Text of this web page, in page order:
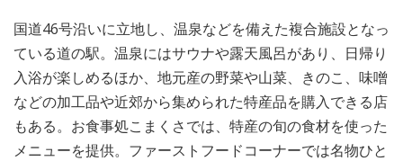
国道46号沿いに立地し、温泉などを備えた複合施設となっ
ている道の駅。温泉にはサウナや露天風呂があり、日帰り
入浴が楽しめるほか、地元産の野菜や山菜、きのこ、味噌
などの加工品や近郊から集められた特産品を購入できる店
もある。お食事処こまくさでは、特産の旬の食材を使った
メニューを提供。ファーストフードコーナーでは名物ひと